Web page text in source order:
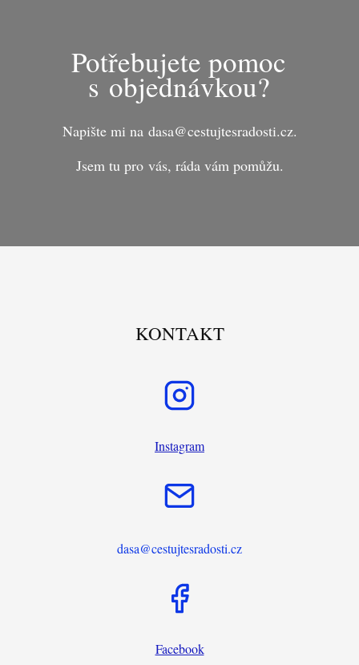
Potřebujete pomoc
s objednávkou?
Napište mi na dasa@cestujtesradosti.cz.
Jsem tu pro vás, ráda vám pomůžu.
KONTAKT
Instagram
dasa@cestujtesradosti.cz
Facebook